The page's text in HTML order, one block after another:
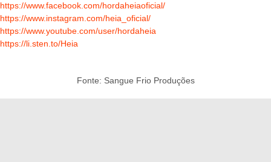
https://www.facebook.com/hordaheiaoficial/
https://www.instagram.com/heia_oficial/
https://www.youtube.com/user/hordaheia
https://li.sten.to/Heia
Fonte: Sangue Frio Produções